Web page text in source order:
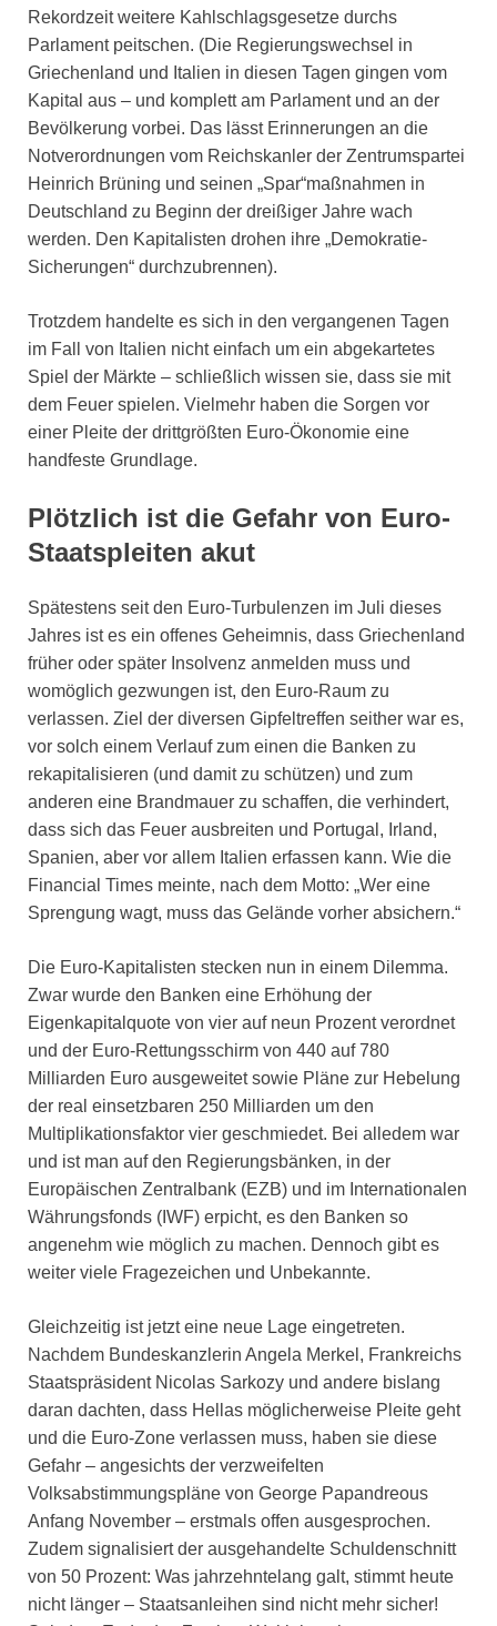
Rekordzeit weitere Kahlschlagsgesetze durchs
Parlament peitschen. (Die Regierungswechsel in
Griechenland und Italien in diesen Tagen gingen vom
Kapital aus – und komplett am Parlament und an der
Bevölkerung vorbei. Das lässt Erinnerungen an die
Notverordnungen vom Reichskanler der Zentrumspartei
Heinrich Brüning und seinen „Spar“maßnahmen in
Deutschland zu Beginn der dreißiger Jahre wach
werden. Den Kapitalisten drohen ihre „Demokratie-
Sicherungen“ durchzubrennen).
Trotzdem handelte es sich in den vergangenen Tagen
im Fall von Italien nicht einfach um ein abgekartetes
Spiel der Märkte – schließlich wissen sie, dass sie mit
dem Feuer spielen. Vielmehr haben die Sorgen vor
einer Pleite der drittgrößten Euro-Ökonomie eine
handfeste Grundlage.
Plötzlich ist die Gefahr von Euro-
Staatspleiten akut
Spätestens seit den Euro-Turbulenzen im Juli dieses
Jahres ist es ein offenes Geheimnis, dass Griechenland
früher oder später Insolvenz anmelden muss und
womöglich gezwungen ist, den Euro-Raum zu
verlassen. Ziel der diversen Gipfeltreffen seither war es,
vor solch einem Verlauf zum einen die Banken zu
rekapitalisieren (und damit zu schützen) und zum
anderen eine Brandmauer zu schaffen, die verhindert,
dass sich das Feuer ausbreiten und Portugal, Irland,
Spanien, aber vor allem Italien erfassen kann. Wie die
Financial Times meinte, nach dem Motto: „Wer eine
Sprengung wagt, muss das Gelände vorher absichern.“
Die Euro-Kapitalisten stecken nun in einem Dilemma.
Zwar wurde den Banken eine Erhöhung der
Eigenkapitalquote von vier auf neun Prozent verordnet
und der Euro-Rettungsschirm von 440 auf 780
Milliarden Euro ausgeweitet sowie Pläne zur Hebelung
der real einsetzbaren 250 Milliarden um den
Multiplikationsfaktor vier geschmiedet. Bei alledem war
und ist man auf den Regierungsbänken, in der
Europäischen Zentralbank (EZB) und im Internationalen
Währungsfonds (IWF) erpicht, es den Banken so
angenehm wie möglich zu machen. Dennoch gibt es
weiter viele Fragezeichen und Unbekannte.
Gleichzeitig ist jetzt eine neue Lage eingetreten.
Nachdem Bundeskanzlerin Angela Merkel, Frankreichs
Staatspräsident Nicolas Sarkozy und andere bislang
daran dachten, dass Hellas möglicherweise Pleite geht
und die Euro-Zone verlassen muss, haben sie diese
Gefahr – angesichts der verzweifelten
Volksabstimmungspläne von George Papandreous
Anfang November – erstmals offen ausgesprochen.
Zudem signalisiert der ausgehandelte Schuldenschnitt
von 50 Prozent: Was jahrzehntelang galt, stimmt heute
nicht länger – Staatsanleihen sind nicht mehr sicher!